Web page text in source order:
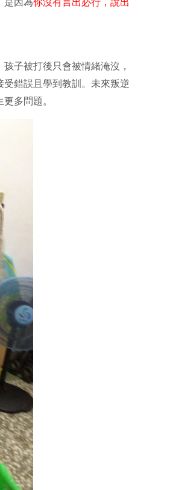
是因為你沒有言出必行，說出
孩子被打後只會被情緒淹沒，
錯誤且學到教訓。未來叛逆
多問題。